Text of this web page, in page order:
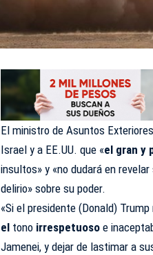
El ministro de Asuntos
Israel y a EE.UU. que «el gran y
insultos» y «no dudará en
delirio» sobre supoder.
«Si el presidente (Donald)
el tono irrespetuoso e
Jamenei, y dejar de lastimar a